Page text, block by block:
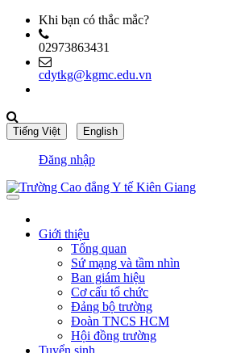
Khi bạn có thắc mắc?
02973863431
cdytkg@kgmc.edu.vn
Đăng nhập
Giới thiệu
Tổng quan
Sứ mạng và tầm nhìn
Ban giám hiệu
Cơ cấu tổ chức
Đảng bộ trường
Đoàn TNCS HCM
Hội đồng trường
Tuyển sinh